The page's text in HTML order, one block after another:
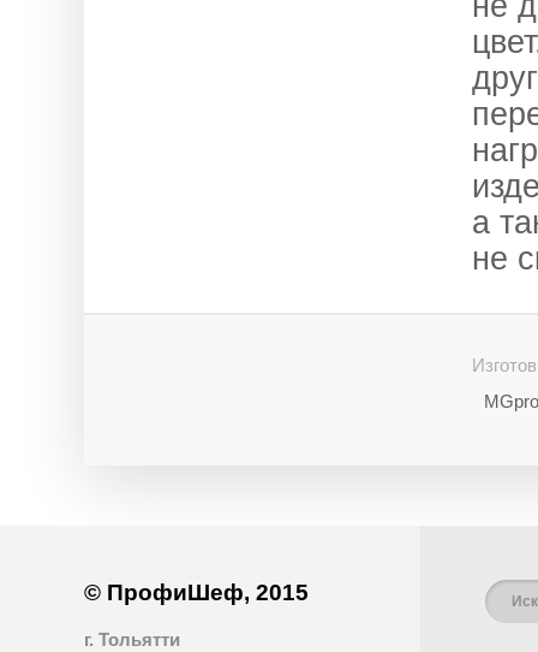
а
не
© ПрофиШеф, 2015
г. Тольятти